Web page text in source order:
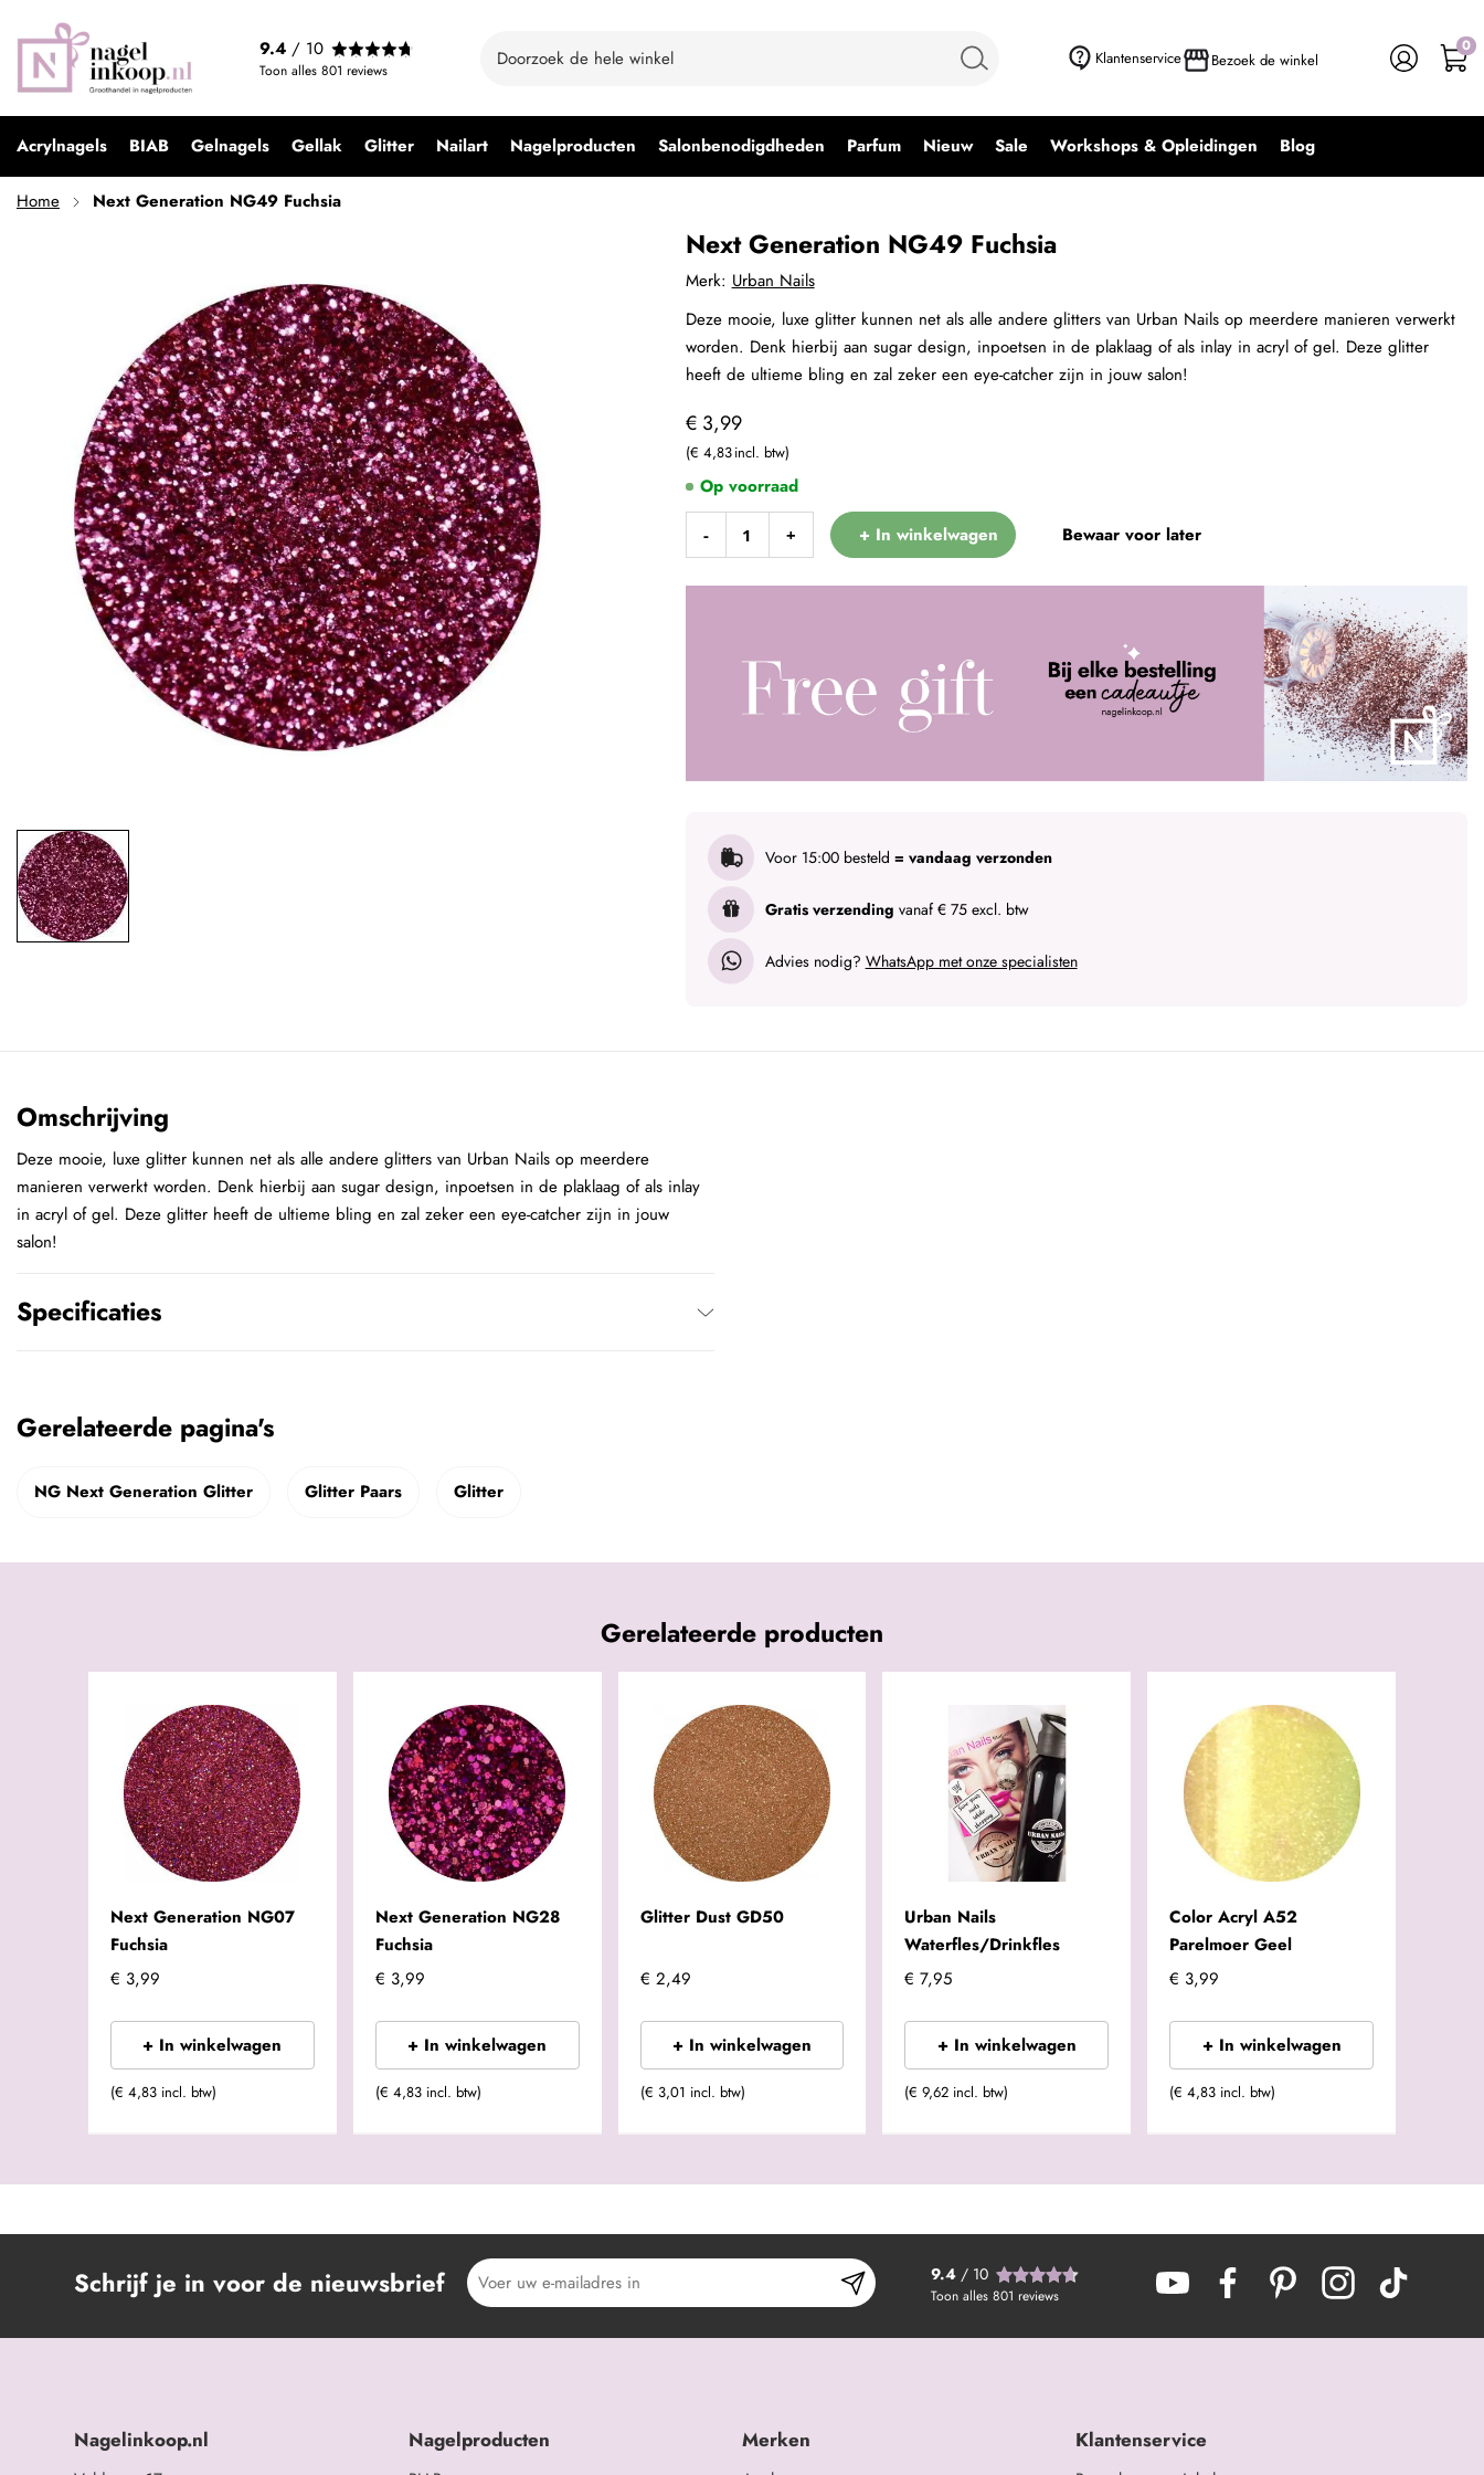
Klantenservice Bezoek de winkel
9.4 / 10
Toon alles 801 reviews
0
Acrylnagels BIAB Gelnagels Gellak Glitter Nailart Nagelproducten Salonbenodigdheden Parfum Nieuw Sale Workshops & Opleidingen Blog
Home Next Generation NG49 Fuchsia
Next Generation NG49 Fuchsia
€ 3,99
€ 4,83
Next Generation NG49 Fuchsia
€ 3,99
+ In winkelwagen
- + + In winkelwagen Bewaar voor later
Merk: Urban Nails
Voor 15:00 besteld = vandaag verzonden
Gratis verzending vanaf € 75 excl. btw
Advies nodig? WhatsApp met onze specialisten
Op voorraad
Deze mooie, luxe glitter kunnen net als alle andere glitters van Urban Nails op meerdere manieren verwerkt
worden. Denk hierbij aan sugar design, inpoetsen in de plaklaag of als inlay in acryl of gel. Deze glitter
heeft de ultieme bling en zal zeker een eye-catcher zijn in jouw salon!
Omschrijving
Deze mooie, luxe glitter kunnen net als alle andere glitters van Urban Nails op meerdere
manieren verwerkt worden. Denk hierbij aan sugar design, inpoetsen in de plaklaag of als inlay
in acryl of gel. Deze glitter heeft de ultieme bling en zal zeker een eye-catcher zijn in jouw
salon!
Specificaties
Gerelateerde pagina's
NG Next Generation Glitter Glitter Paars Glitter
Gerelateerde producten
Next Generation NG07
Fuchsia
€ 3,99
+ In winkelwagen
(€ 4,83 incl. btw)
Next Generation NG28
Fuchsia
€ 3,99
+ In winkelwagen
(€ 4,83 incl. btw)
Glitter Dust GD50
€ 2,49
+ In winkelwagen
(€ 3,01 incl. btw)
Urban Nails
Waterfles/Drinkfles
€ 7,95
+ In winkelwagen
(€ 9,62 incl. btw)
Color Acryl A52
Parelmoer Geel
€ 3,99
+ In winkelwagen
(€ 4,83 incl. btw)
Schrijf je in voor de nieuwsbrief 9.4/ 10
Toon alles 801 reviews
Nagelinkoop.nl Nagelproducten Merken Klantenservice